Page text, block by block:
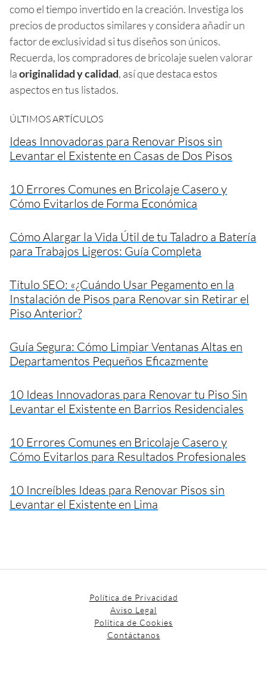
como el tiempo invertido en la creación. Investiga los
precios de productos similares y considera añadir un
factor de exclusividad si tus diseños son únicos.
Recuerda, los compradores de bricolaje suelen valorar
laoriginalidad y calidad, así que destaca estos
aspectos en tus listados.
ÚLTIMOS ARTÍCULOS
Ideas Innovadoras para Renovar Pisos sin
Levantar el Existente en Casas de Dos Pisos
10 Errores Comunes en Bricolaje Casero y
Cómo Evitarlos de Forma Económica
Cómo Alargar la Vida Útil de tu Taladro a Batería
para Trabajos Ligeros: Guía Completa
Título SEO: «¿Cuándo Usar Pegamento en la
Instalación de Pisos para Renovar sin Retirar el
Piso Anterior?
Guía Segura: Cómo Limpiar Ventanas Altas en
Departamentos Pequeños Eficazmente
10 Ideas Innovadoras para Renovar tu Piso Sin
Levantar el Existente en Barrios Residenciales
10 Errores Comunes en Bricolaje Casero y
Cómo Evitarlos para Resultados Profesionales
10 Increíbles Ideas para Renovar Pisos sin
Levantar el Existente en Lima
Política de Privacidad
Aviso Legal
Política de Cookies
Contáctanos